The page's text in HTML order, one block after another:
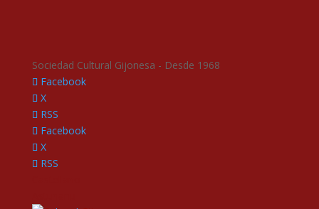
Sociedad Cultural Gijonesa - Desde 1968
Facebook
X
RSS
Facebook
X
RSS